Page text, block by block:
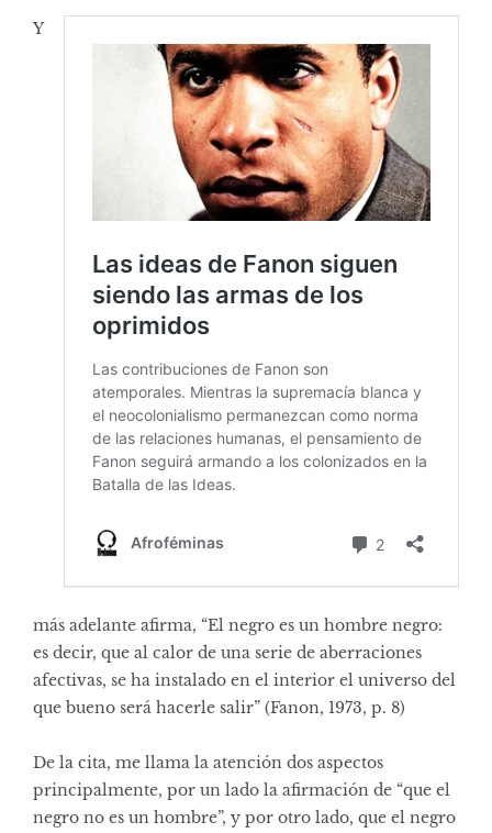
Y
más adelante afirma, “El negro es un hombre negro:
es decir, que al calor de una serie de aberraciones
afectivas, se ha instalado en el interior el universo del
que bueno será hacerle salir” (Fanon, 1973, p. 8)
De la cita, me llama la atención dos aspectos
principalmente, por un lado la afirmación de “que el
negro no es un hombre”, y por otro lado, que el negro